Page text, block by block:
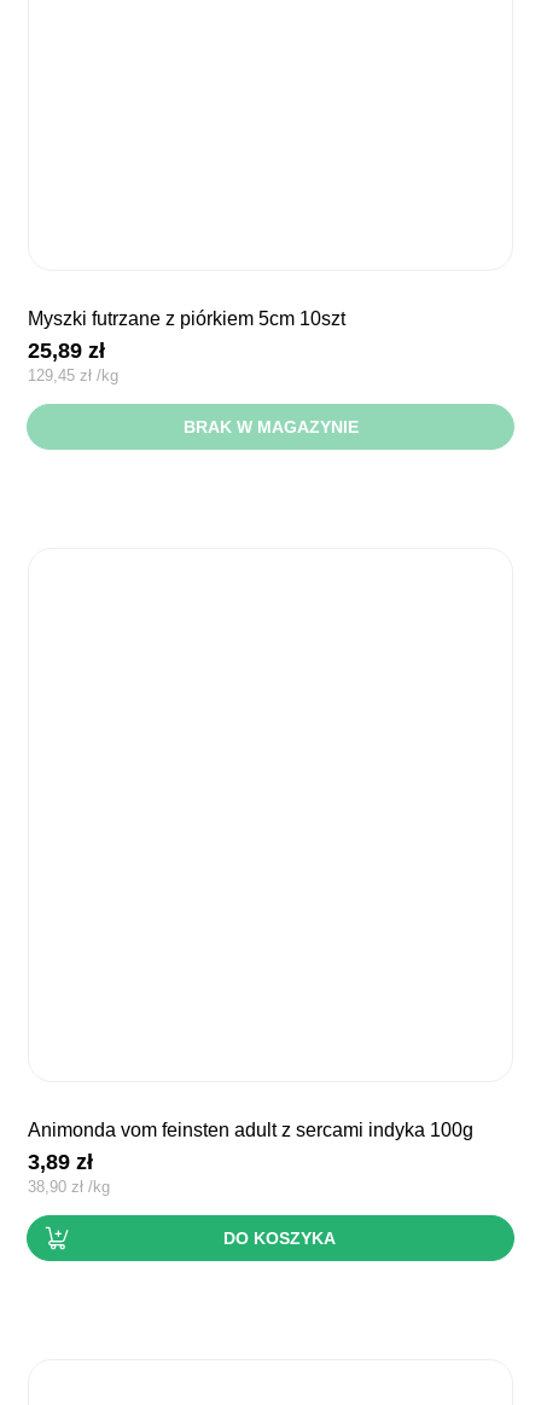
myszki futrzane z piórkiem 5cm 10szt
25,89zł
129,45zł /kg
BRAK W MAGAZYNIE
animonda vom feinsten adult z sercami indyka 100g
3,89zł
38,90 zł /kg
DO KOSZYKA